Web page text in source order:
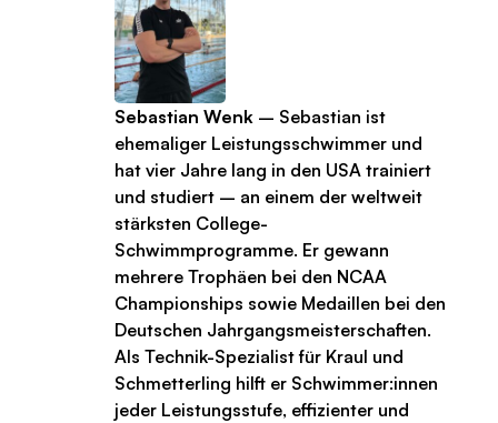
Sebastian Wenk – Sebastian ist
ehemaliger Leistungsschwimmer und
hat vier Jahre lang in den USA trainiert
und studiert – an einem der weltweit
stärksten College-
Schwimmprogramme. Er gewann
mehrere Trophäen bei den NCAA
Championships sowie Medaillen bei den
Deutschen Jahrgangsmeisterschaften.
Als Technik-Spezialist für Kraul und
Schmetterling hilft er Schwimmer:innen
jeder Leistungsstufe, effizienter und